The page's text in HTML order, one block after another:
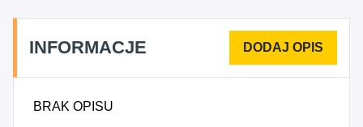
INFORMACJE
BRAK OPISU